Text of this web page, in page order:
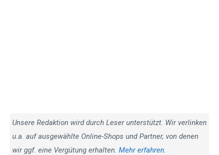
Unsere Redaktion wird durch Leser unterstützt. Wir verlinken
u.a. auf ausgewählte Online-Shops und Partner, von denen
wir ggf. eine Vergütung erhalten. Mehr erfahren.